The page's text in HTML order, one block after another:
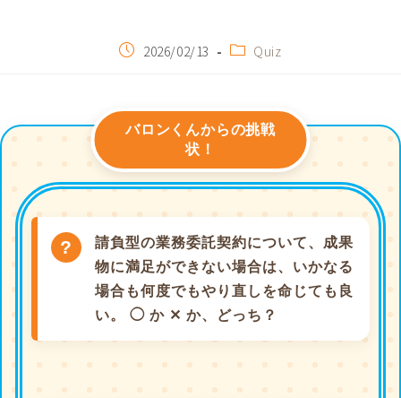
2026/02/13 Quiz
請負型の業務委託契約について、成果
物に満足ができない場合は、いかなる
場合も何度でもやり直しを命じても良
い。 ◯ か ✕ か、どっち？